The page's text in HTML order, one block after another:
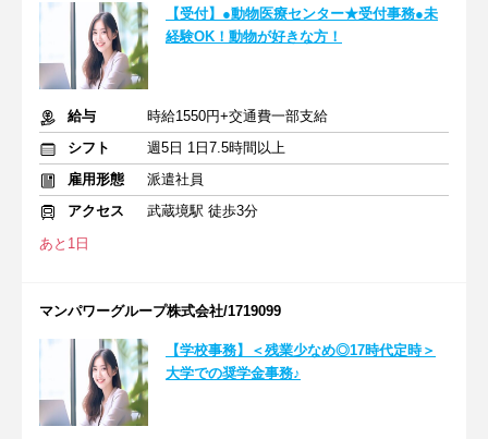
【受付】●動物医療センター★受付事務●未
経験OK！動物が好きな方！
給与
時給1550円+交通費一部支給
シフト
週5日 1日7.5時間以上
雇用形態
派遣社員
アクセス
武蔵境駅 徒歩3分
あと1日
マンパワーグループ株式会社/1719099
【学校事務】＜残業少なめ◎17時代定時＞
大学での奨学金事務♪